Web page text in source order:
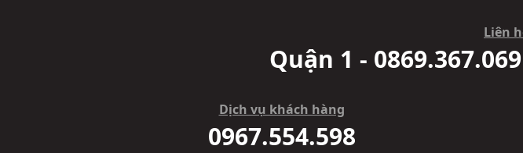
Liên
Quận 1 - 0869.367.069
Dịch vụ khách hàng
0967.554.598